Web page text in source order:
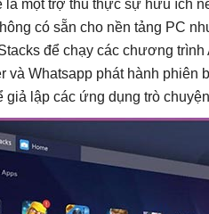
là một trợ thủ thực sự hữu ích
có sẵn cho nền tảng PC
để chạy các chương
và Whatsapp phát hành
giả lập các ứng dụng trò